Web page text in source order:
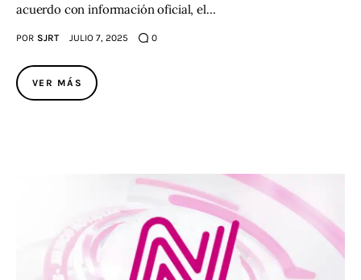
acuerdo con información oficial, el…
POR SJRT JULIO 7, 2025 0
VER MÁS